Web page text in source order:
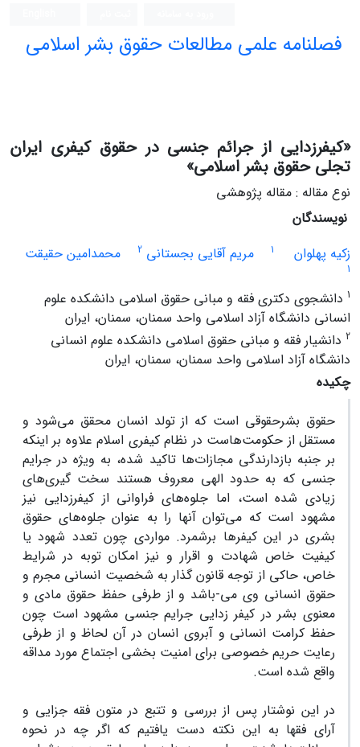
فصلنامه علمی مطالعات حقوق بشر اسلامی
«کیفرزدایی از جرائم جنسی در حقوق کیفری ایران
تجلی حقوق بشر اسلامی»
نوع مقاله : مقاله پژوهشی
نویسندگان
زکیه پهلوان
1 مریم آقایی بجستانی 2 محمدامین حقیقت
1
1 دانشجوی دکتری فقه و مبانی حقوق اسلامی دانشکده علوم
انسانی دانشگاه آزاد اسلامی واحد سمنان، سمنان، ایران
2 دانشیار فقه و مبانی حقوق اسلامی دانشکده علوم انسانی
دانشگاه آزاد اسلامی واحد سمنان، سمنان، ایران
چکیده
حقوق بشرحقوقی است که از تولد انسان محقق می‌شود و
مستقل از حکومت‌هاست در نظام کیفری اسلام علاوه بر اینکه
بر جنبه بازدارندگی مجازات‌ها تاکید شده، به ویژه در جرایم
جنسی که به حدود الهی معروف هستند سخت گیری‌های
زیادی شده است، اما جلوه‌های فراوانی از کیفرزدایی نیز
مشهود است که می‌توان آنها را به عنوان جلوه‌های حقوق
بشری در این کیفرها برشمرد. مواردی چون تعدد شهود یا
کیفیت خاص شهادت و اقرار و نیز امکان توبه در شرایط
خاص، حاکی از توجه قانون گذار به شخصیت انسانی مجرم و
حقوق انسانی وی می-باشد و از طرفی حفظ حقوق مادی و
معنوی بشر در کیفر زدایی جرایم جنسی مشهود است چون
حفظ کرامت انسانی و آبروی انسان در آن لحاظ و از طرفی
رعایت حریم خصوصی برای امنیت بخشی اجتماع مورد مداقه
واقع شده است.
در این نوشتار پس از بررسی و تتبع در متون فقه جزایی و
آرای فقها به این نکته دست یافتیم که اگر چه در نحوه